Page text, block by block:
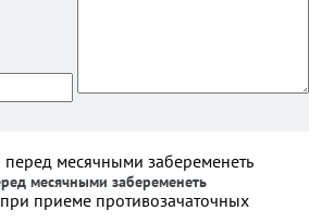
месячными забеременеть